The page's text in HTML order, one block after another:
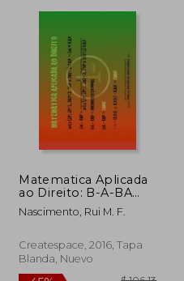
dcto.
Matematica Aplicada
ao Direito: B-A-BA
teorico e casos
praticos (en
Nascimento, Rui M. F.
Createspace, 2016, Tapa
Blanda, Nuevo